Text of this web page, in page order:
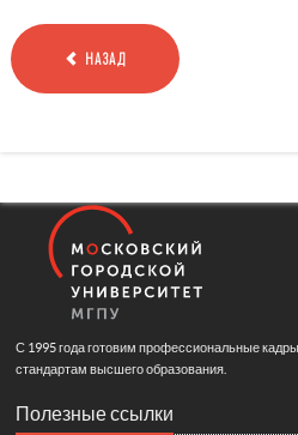
НАЗАД
С 1995 года готовим профессиональные
стандартам высшего образования.
Полезные ссылки